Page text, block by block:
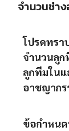
จำนวนช่า
โปรดทรา
จำนวนลู
ลูกทีมในแ
อาชญาก
ข้อกำหน